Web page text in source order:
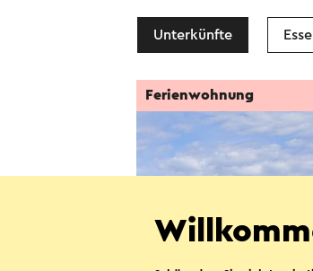
Unterkünfte
Ferienwohnung